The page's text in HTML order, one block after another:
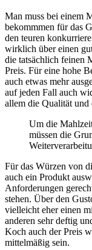
Man muss bei einem
bekommmen für das
den teuren
wirklich über einen
die tatsächlich feinen
Preis. Für eine hohe
auch etwas mehr
auf jeden Fall auch
allem die Qualität und
Um die
müssen die
Für das Würzen von
auch ein Produkt
Anforderungen
stehen. Über den
vielleicht eher einen
anderen sehr deftig
Koch auch der Preis
mittelmäßig sein.